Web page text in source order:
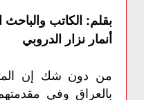
بقلم: الكاتب
أنمار نزار الدروبي
من دون شك إن